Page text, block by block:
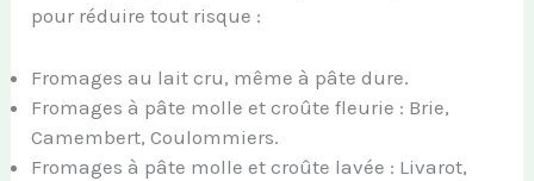
pour réduire tout risque :
Fromages au lait cru, même à pâte dure.
Fromages à pâte molle et croûte fleurie : Brie,
Camembert, Coulommiers.
Fromages à pâte molle et croûte lavée : Livarot,